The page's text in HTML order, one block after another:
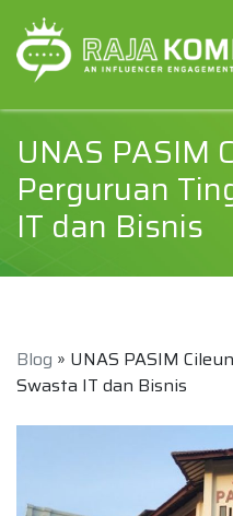
UNAS PASIM
Perguruan
IT dan Bisnis
Blog » UNAS PASIM
Swasta IT dan Bisnis